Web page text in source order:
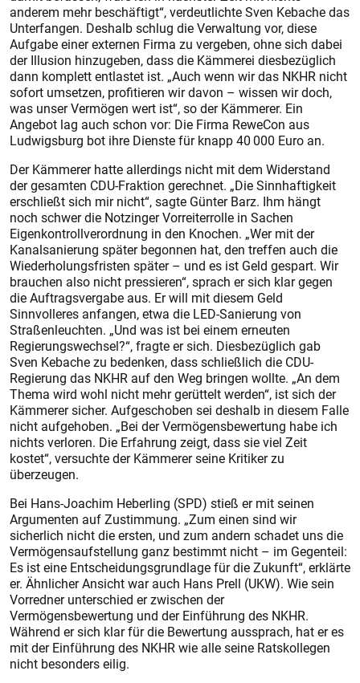
anderem mehr beschäftigt“, verdeutlichte Sven Kebache das
Unterfangen. Deshalb schlug die Verwaltung vor, diese
Aufgabe einer externen Firma zu vergeben, ohne sich dabei
der Illusion hinzugeben, dass die Kämmerei diesbezüglich
dann komplett entlastet ist. „Auch wenn wir das NKHR nicht
sofort umsetzen, profitieren wir davon – wissen wir doch,
was unser Vermögen wert ist“, so der Kämmerer. Ein
Angebot lag auch schon vor: Die Firma ReweCon aus
Ludwigsburg bot ihre Dienste für knapp 40 000 Euro an.
Der Kämmerer hatte allerdings nicht mit dem Widerstand
der gesamten CDU-Fraktion gerechnet. „Die Sinnhaftigkeit
erschließt sich mir nicht“, sagte Günter Barz. Ihm hängt
noch schwer die Notzinger Vorreiterrolle in Sachen
Eigenkontrollverordnung in den Knochen. „Wer mit der
Kanalsanierung später begonnen hat, den treffen auch die
Wiederholungsfristen später – und es ist Geld gespart. Wir
brauchen also nicht pressieren“, sprach er sich klar gegen
die Auftragsvergabe aus. Er will mit diesem Geld
Sinnvolleres anfangen, etwa die LED-Sanierung von
Straßenleuchten. „Und was ist bei einem erneuten
Regierungswechsel?“, fragte er sich. Diesbezüglich gab
Sven Kebache zu bedenken, dass schließlich die CDU-
Regierung das NKHR auf den Weg bringen wollte. „An dem
Thema wird wohl nicht mehr gerüttelt werden“, ist sich der
Kämmerer sicher. Aufgeschoben sei deshalb in diesem Falle
nicht aufgehoben. „Bei der Vermögensbewertung habe ich
nichts verloren. Die Erfahrung zeigt, dass sie viel Zeit
kostet“, versuchte der Kämmerer seine Kritiker zu
überzeugen.
Bei Hans-Joachim Heberling (SPD) stieß er mit seinen
Argumenten auf Zustimmung. „Zum einen sind wir
sicherlich nicht die ersten, und zum andern schadet uns die
Vermögensaufstellung ganz bestimmt nicht – im Gegenteil:
Es ist eine Entscheidungsgrundlage für die Zukunft“, erklärte
er. Ähnlicher Ansicht war auch Hans Prell (UKW). Wie sein
Vorredner unterschied er zwischen der
Vermögensbewertung und der Einführung des NKHR.
Während er sich klar für die Bewertung aussprach, hat er es
mit der Einführung des NKHR wie alle seine Ratskollegen
nicht besonders eilig.